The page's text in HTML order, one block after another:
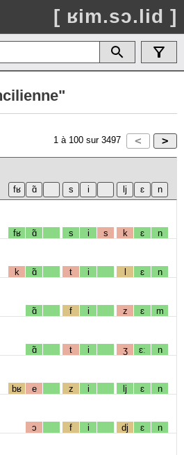
[ ʁim.sɔ.lid ]
1 à 100 sur 3497
fʁ ɑ̃ s i s k ɛ n
k ɑ̃ t i l ɛ n
ɑ̃ f i z ɛ m
ɑ̃ t i ʒ ɛː n
bʁ e z i lj ɛ n
ɔ f i dj ɛ n